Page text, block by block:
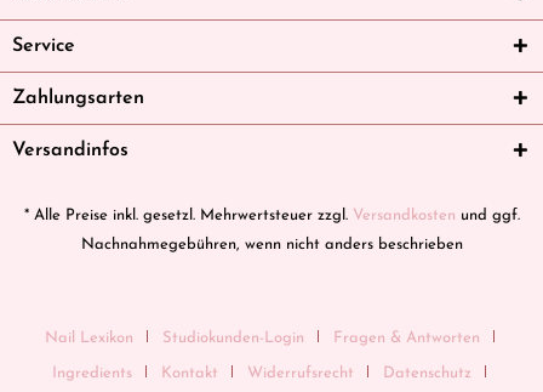
Service
Zahlungsarten
Versandinfos
* Alle Preise inkl. gesetzl. Mehrwertsteuer zzgl. Versandkosten und ggf.
Nachnahmegebühren, wenn nicht anders beschrieben
Nail Lexikon Studiokunden-Login Fragen & Antworten
Ingredients Kontakt Widerrufsrecht Datenschutz